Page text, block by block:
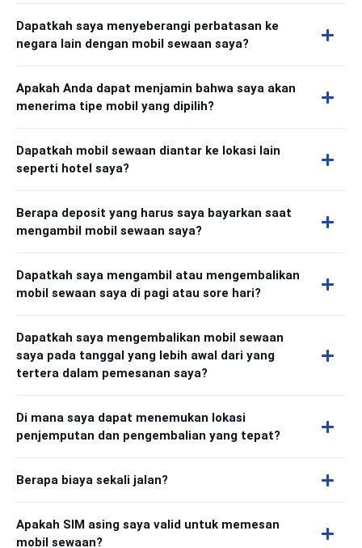
Dapatkah saya menyeberangi perbatasan ke
negara lain dengan mobil sewaan saya?
Apakah Anda dapat menjamin bahwa saya akan
menerima tipe mobil yang dipilih?
Dapatkah mobil sewaan diantar ke lokasi lain
seperti hotel saya?
Berapa deposit yang harus saya bayarkan saat
mengambil mobil sewaan saya?
Dapatkah saya mengambil atau mengembalikan
mobil sewaan saya di pagi atau sore hari?
Dapatkah saya mengembalikan mobil sewaan
saya pada tanggal yang lebih awal dari yang
tertera dalam pemesanan saya?
Di mana saya dapat menemukan lokasi
penjemputan dan pengembalian yang tepat?
Berapa biaya sekali jalan?
Apakah SIM asing saya valid untuk memesan
mobil sewaan?